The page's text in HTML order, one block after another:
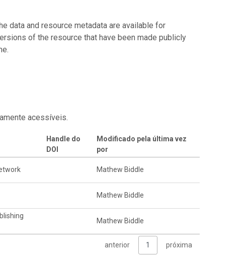
data and resource metadata are available for
of the resource that have been made publicly
acessíveis.
Handle do
DOI
Modificado pela última vez
por
Mathew Biddle
Mathew Biddle
Mathew Biddle
anterior 1 próxima